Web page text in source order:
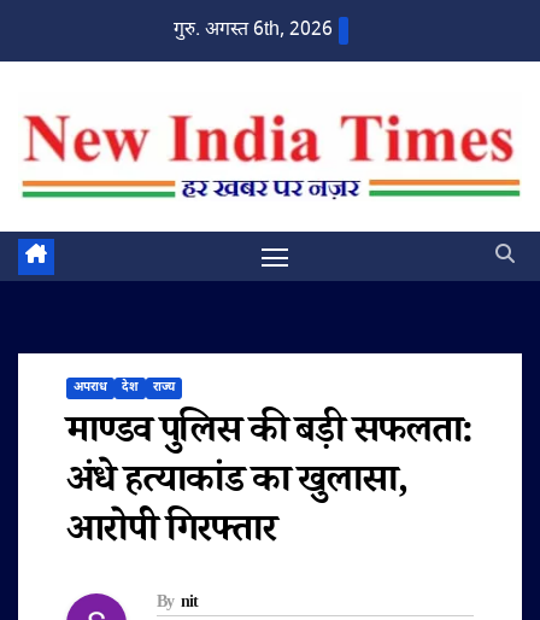
गुरु. अगस्त 6th, 2026
अपराध देश राज्य
माण्डव पुलिस की बड़ी सफलता:
अंधे हत्याकांड का खुलासा,
आरोपी गिरफ्तार
By nit